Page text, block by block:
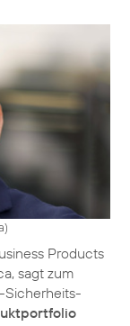
)
Products
sagt zum
Sicherheits­